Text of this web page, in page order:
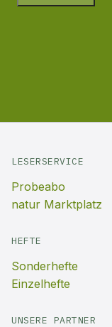
LESERSERVICE
Probeabo
natur Marktplatz
HEFTE
Sonderhefte
Einzelhefte
UNSERE PARTNER